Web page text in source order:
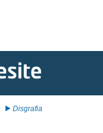
Disgrafia